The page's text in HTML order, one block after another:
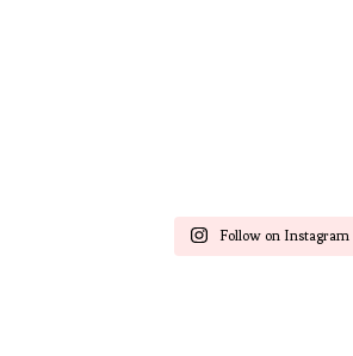
Follow on Instagram